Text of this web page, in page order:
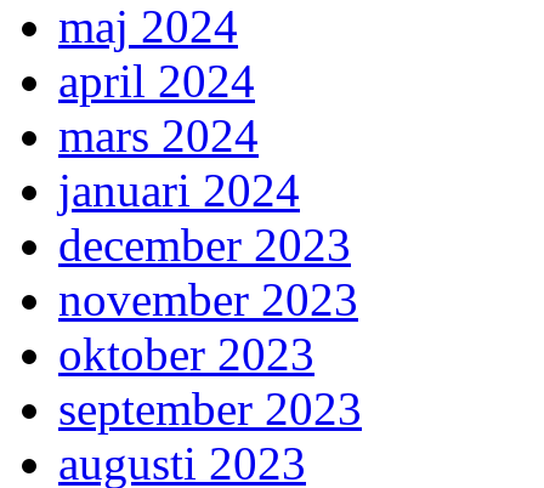
maj 2024
april 2024
mars 2024
januari 2024
december 2023
november 2023
oktober 2023
september 2023
augusti 2023